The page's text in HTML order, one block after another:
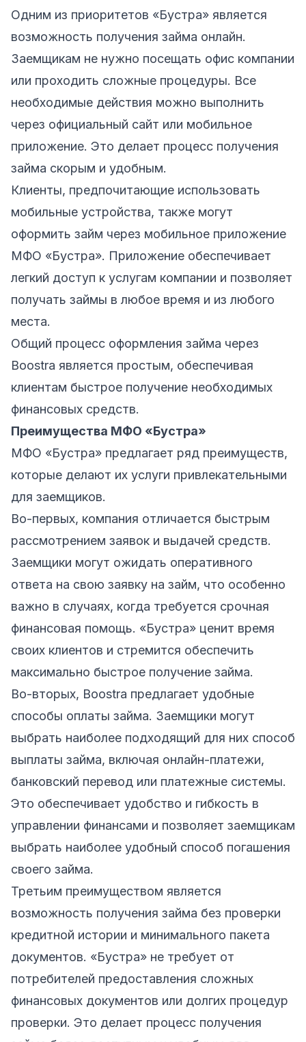
Одним из приоритетов «Бустра» является
возможность получения займа онлайн.
Заемщикам не нужно посещать офис компании
или проходить сложные процедуры. Все
необходимые действия можно выполнить
через официальный сайт или мобильное
приложение. Это делает процесс получения
займа скорым и удобным.
Клиенты, предпочитающие использовать
мобильные устройства, также могут
оформить займ через мобильное приложение
МФО «Бустра». Приложение обеспечивает
легкий доступ к услугам компании и позволяет
получать займы в любое время и из любого
места.
Общий процесс оформления займа через
Boostra является простым, обеспечивая
клиентам быстрое получение необходимых
финансовых средств.
Преимущества МФО «Бустра»
МФО «Бустра» предлагает ряд преимуществ,
которые делают их услуги привлекательными
для заемщиков.
Во-первых, компания отличается быстрым
рассмотрением заявок и выдачей средств.
Заемщики могут ожидать оперативного
ответа на свою заявку на займ, что особенно
важно в случаях, когда требуется срочная
финансовая помощь. «Бустра» ценит время
своих клиентов и стремится обеспечить
максимально быстрое получение займа.
Во-вторых, Boostra предлагает удобные
способы оплаты займа. Заемщики могут
выбрать наиболее подходящий для них способ
выплаты займа, включая онлайн-платежи,
банковский перевод или платежные системы.
Это обеспечивает удобство и гибкость в
управлении финансами и позволяет заемщикам
выбрать наиболее удобный способ погашения
своего займа.
Третьим преимуществом является
возможность получения займа без проверки
кредитной истории и минимального пакета
документов. «Бустра» не требует от
потребителей предоставления сложных
финансовых документов или долгих процедур
проверки. Это делает процесс получения